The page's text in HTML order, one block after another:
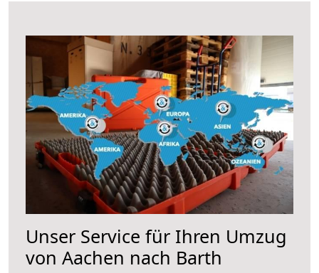
Unser Service für Ihren Umzug
von Aachen nach Barth